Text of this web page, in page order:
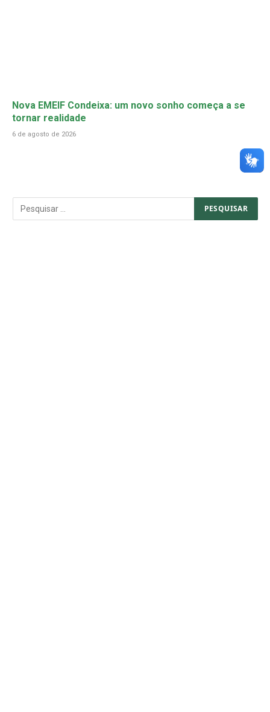
Nova EMEIF Condeixa: um novo sonho começa a se
tornar realidade
6 de agosto de 2026